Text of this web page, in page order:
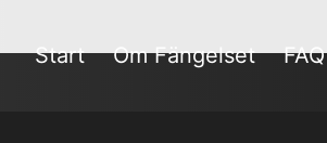
Start Om Fängelset FAQ